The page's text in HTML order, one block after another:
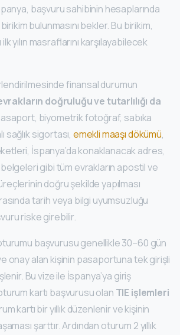
başvuru sahibinin hesaplarında
bulunmasını bekler. Bu birikim,
yılın masraflarını karşılayabilecek
finansal durumun
doğruluğu ve tutarlılığı da
biyometrik fotoğraf, sabıka
sağlık sigortası, emekli maaşı dökümü,
İspanya’da konaklanacak adres,
gibi tüm evrakların apostil ve
doğru şekilde yapılması
tarih veya bilgi uyumsuzluğu
riske girebilir.
başvurusu genellikle 30–60 gün
onay alan kişinin pasaportuna tek girişli
Bu vize ile İspanya’ya giriş
kartı başvurusu olan TIE işlemleri
kartı bir yıllık düzenlenir ve kişinin
şarttır. Ardından oturum 2 yıllık